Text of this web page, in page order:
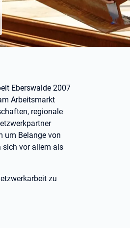
Eberswalde 2007
Arbeitsmarkt
regionale
um Belange von
sich vor allem als
zu